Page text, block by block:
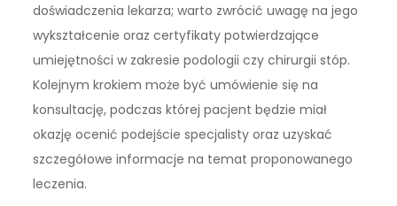
doświadczenia lekarza; warto zwrócić uwagę na jego
wykształcenie oraz certyfikaty potwierdzające
umiejętności w zakresie podologii czy chirurgii stóp.
Kolejnym krokiem może być umówienie się na
konsultację, podczas której pacjent będzie miał
okazję ocenić podejście specjalisty oraz uzyskać
szczegółowe informacje na temat proponowanego
leczenia.